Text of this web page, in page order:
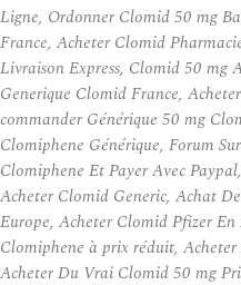
Ligne, Ordonner Clomid 50 mg
France, Acheter Clomid
Livraison Express, Clomid 50 mg
Generique Clomid France,
commander Générique 50 mg
Clomiphene Générique, Forum
Clomiphene Et Payer Avec
Acheter Clomid Generic, Achat
Europe, Acheter Clomid Pfizer
Clomiphene à prix réduit,
Acheter Du Vrai Clomid 50 mg